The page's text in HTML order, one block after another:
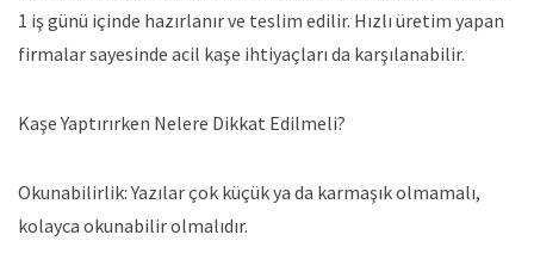
1 iş günü içinde hazırlanır ve teslim edilir. Hızlı üretim yapan
firmalar sayesinde acil kaşe ihtiyaçları da karşılanabilir.
Kaşe Yaptırırken Nelere Dikkat Edilmeli?
Okunabilirlik: Yazılar çok küçük ya da karmaşık olmamalı,
kolayca okunabilir olmalıdır.